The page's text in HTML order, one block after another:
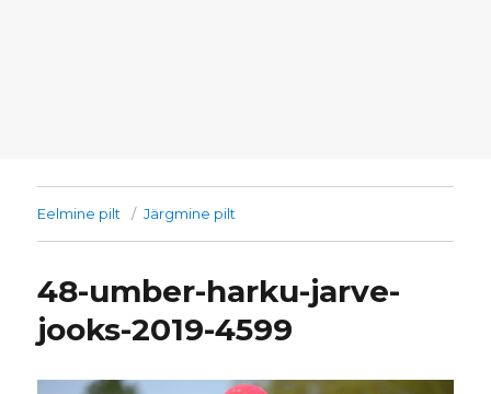
Eelmine pilt Järgmine pilt
48-umber-harku-jarve-
jooks-2019-4599